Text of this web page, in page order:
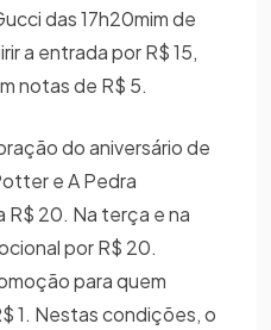
das 17h20mim de
a entrada por R$ 15,
notas de R$ 5.
do aniversário de
e A Pedra
R$ 20. Na terça e na
por R$ 20.
para quem
1. Nestas condições, o